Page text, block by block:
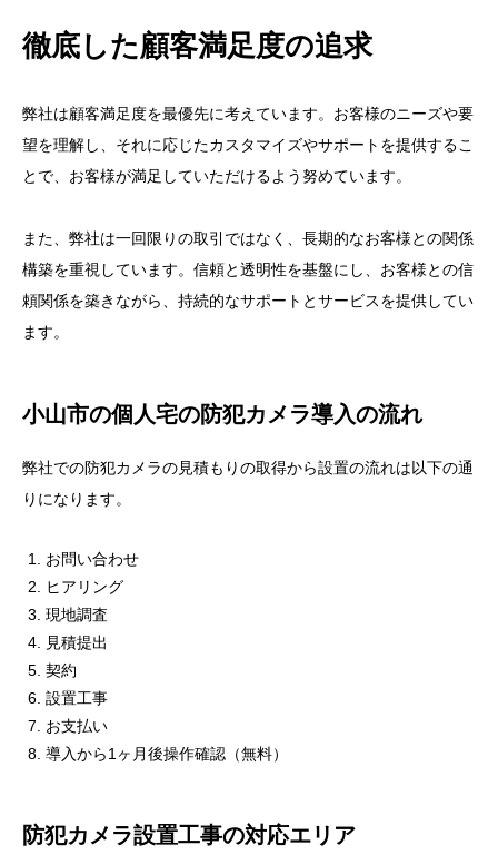
徹底した顧客満足度の追求
弊社は顧客満足度を最優先に考えています。お客様のニーズや要
望を理解し、それに応じたカスタマイズやサポートを提供するこ
とで、お客様が満足していただけるよう努めています。
また、弊社は一回限りの取引ではなく、長期的なお客様との関係
構築を重視しています。信頼と透明性を基盤にし、お客様との信
頼関係を築きながら、持続的なサポートとサービスを提供してい
ます。
小山市の個人宅の防犯カメラ導入の流れ
弊社での防犯カメラの見積もりの取得から設置の流れは以下の通
りになります。
お問い合わせ
ヒアリング
現地調査
見積提出
契約
設置工事
お支払い
導入から1ヶ月後操作確認（無料）
防犯カメラ設置工事の対応エリア